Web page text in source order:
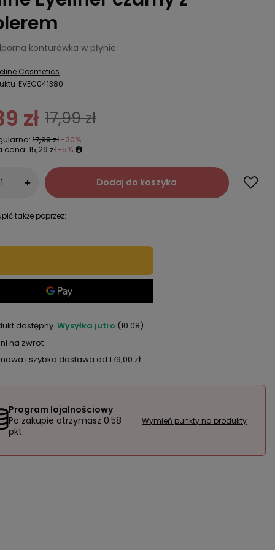
konturówka w płynie.
Cosmetics
EVEC041380
zł 17,99 zł
17,99 zł -20%
cena: 15,29 zł -5%
+ Dodaj do koszyka
także poprzez:
dostępny Wysyłka jutro (10.08)
na zwrot
i szybka dostawa od 179,00 zł
Program lojalnościowy
Po zakupie otrzymasz 0.58
pkt.
Wymień punkty na produkty